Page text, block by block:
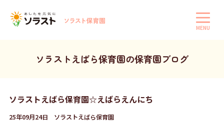
MENU
ソラストえばら保育園の保育園ブログ
ソラストえばら保育園☆えばらえんにち
25年09月24日 ソラストえばら保育園